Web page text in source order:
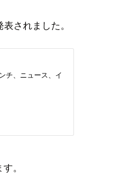
されました。
。